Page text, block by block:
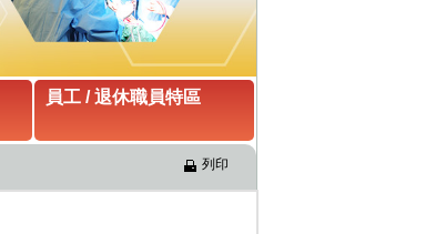
員工 / 退休職員特區
列印